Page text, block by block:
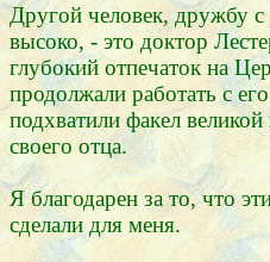
Другой человек, дружбу
высоко, - это доктор
глубокий отпечаток на
продолжали работать с
подхватили факел
своего отца.
Я благодарен за то, что
сделали для меня.